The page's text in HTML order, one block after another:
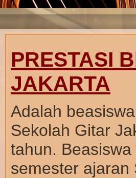
PRESTASI
JAKARTA
Adalah
Sekolah Gitar
tahun.
semester ajaran